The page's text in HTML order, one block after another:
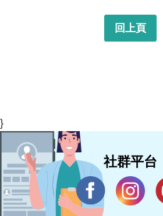
回上頁
}
社群平台